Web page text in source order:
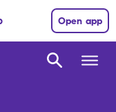
Open app